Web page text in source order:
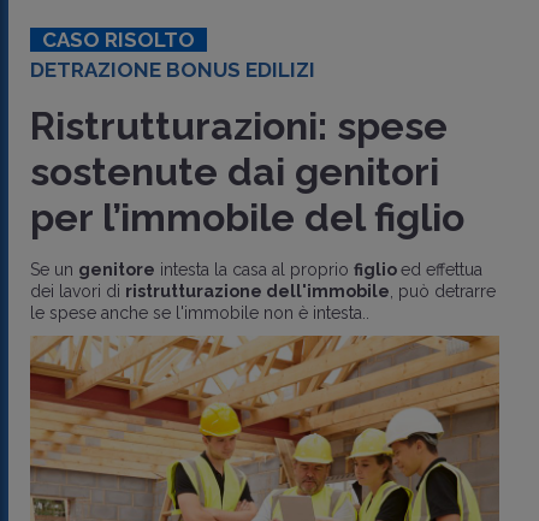
CASO RISOLTO
DETRAZIONE BONUS EDILIZI
Ristrutturazioni: spese
sostenute dai genitori
per l’immobile del figlio
Se un genitore intesta la casa al proprio figlioed effettua
dei lavori di ristrutturazione dell'immobile , può detrarre
le spese anche se l'immobile non è intesta..